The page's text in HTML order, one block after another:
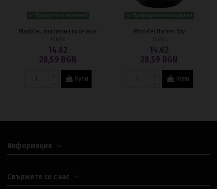
PlastiGel, пластелин nude rose
14.62
28,59 BGN
Купи
PlastiGel Пастел Блу
14.62
28,59 BGN
Купи
Информация
Свържете се с нас